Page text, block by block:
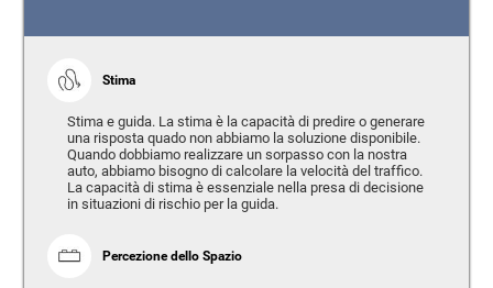
Stima
Stima e guida. La stima è la capacità di predire o generare
una risposta quado non abbiamo la soluzione disponibile.
Quando dobbiamo realizzare un sorpasso con la nostra
auto, abbiamo bisogno di calcolare la velocità del traffico.
La capacità di stima è essenziale nella presa di decisione
in situazioni di rischio per la guida.
Percezione dello Spazio